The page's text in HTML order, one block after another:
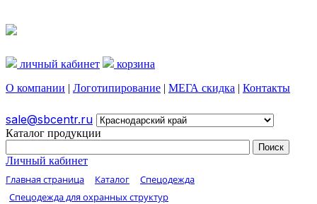
личный кабинет
корзина
О компании | Логотипирование | МЕГА скидка | Контакты
sale@sbcentr.ru
Каталог продукции
Личный кабинет
Главная страница Каталог
Спецодежда
Спецодежда для охранных структур